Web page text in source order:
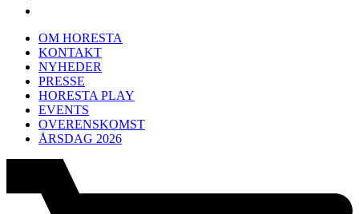
OM HORESTA
KONTAKT
NYHEDER
PRESSE
HORESTA PLAY
EVENTS
OVERENSKOMST
ÅRSDAG 2026